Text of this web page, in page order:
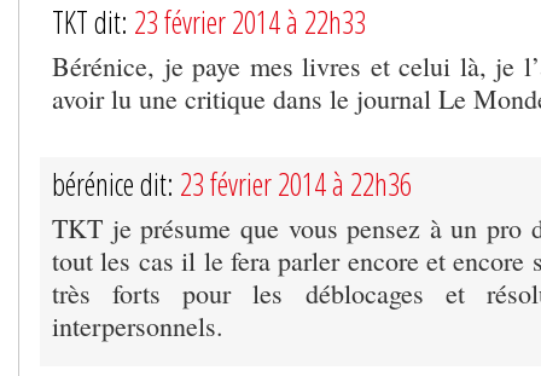
TKT dit: 23 février 2014 à 22h33
Bérénice, je paye mes livres et celui là, je
avoir lu une critique dans le journal Le
bérénice dit: 23 février 2014 à 22h36
TKT je présume que vous pensez à un pro
tout les cas il le fera parler encore et encore
très forts pour les déblocages et
interpersonnels.